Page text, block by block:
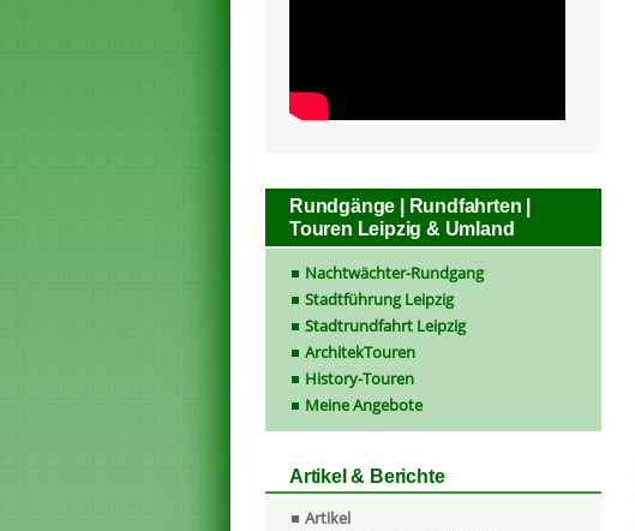
Rundgänge | Rundfahrten |
Touren Leipzig & Umland
Nachtwächter-Rundgang
Stadtführung Leipzig
Stadtrundfahrt Leipzig
ArchitekTouren
History-Touren
Meine Angebote
Artikel & Berichte
Artikel